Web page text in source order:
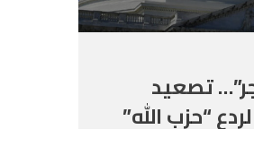
تصعيد
“حزب الله”